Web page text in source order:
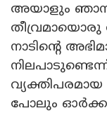
അയാളും
നാടിന്റെ
പോലും